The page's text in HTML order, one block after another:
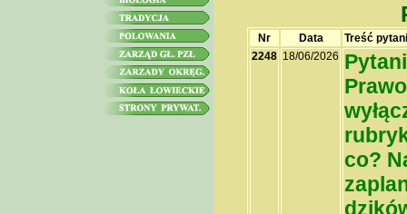
Nr Data
Treść
2248 18/06/2026
co?